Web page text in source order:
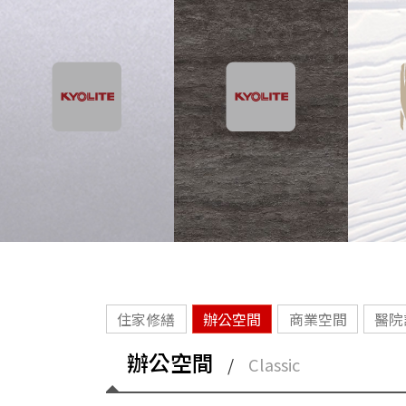
住家修繕 辦公空間 商業空間 醫
辦公空間 / Classic